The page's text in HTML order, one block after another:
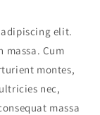
elit.
massa. Cum
montes,
nec,
massa